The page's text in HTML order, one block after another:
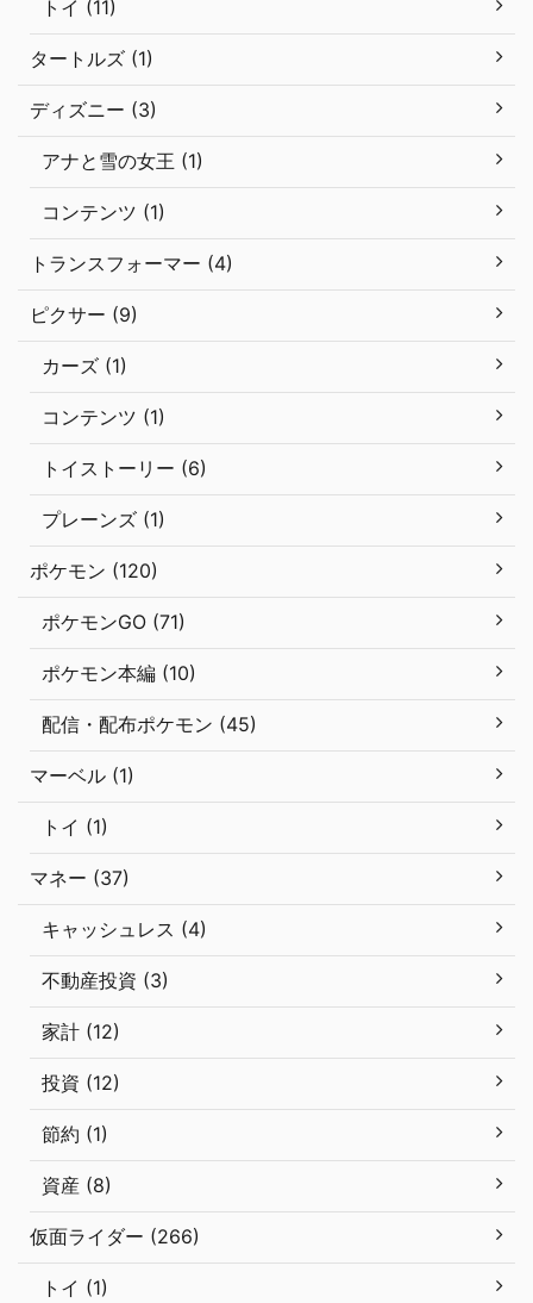
トイ (11)
タートルズ (1)
ディズニー (3)
アナと雪の女王 (1)
コンテンツ (1)
トランスフォーマー (4)
ピクサー (9)
カーズ (1)
コンテンツ (1)
トイストーリー (6)
プレーンズ (1)
ポケモン (120)
ポケモンGO (71)
ポケモン本編 (10)
配信・配布ポケモン (45)
マーベル (1)
トイ (1)
マネー (37)
キャッシュレス (4)
不動産投資 (3)
家計 (12)
投資 (12)
節約 (1)
資産 (8)
仮面ライダー (266)
トイ (1)